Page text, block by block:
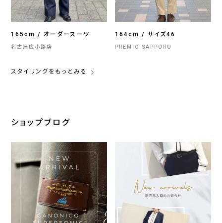
165cm / オーダースーツ
名古屋広小路店
164cm / サイズ46
PREMIO SAPPORO
スタイリングをもっとみる
ショップブログ